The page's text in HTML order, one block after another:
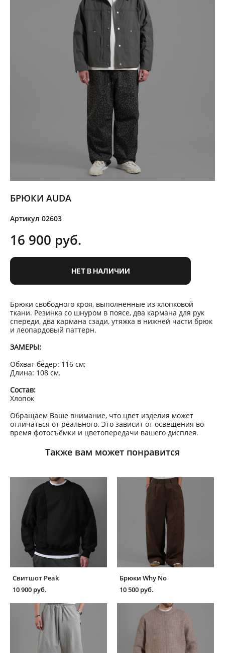
БРЮКИ AUDA
Артикул 02603
16 900 pуб.
НЕТ В НАЛИЧИИ
Брюки свободного кроя, выполненные из хлопковой
ткани. Резинка со шнуром в поясе, два кармана для рук
спереди, два кармана сзади, утяжка в нижней части брюк
и леопардовый паттерн.
ЗАМЕРЫ:
Обхват бёдер: 116 см;
Длина: 108 см.
Состав:
Хлопок
Обращаем Ваше внимание, что цвет изделия может
отличаться от реального. Это зависит от освещения во
время фотосъёмки и цветопередачи вашего дисплея.
Также вам может понравится
Свитшот Peak
10 900 pуб.
Брюки Why No
10 500 pуб.